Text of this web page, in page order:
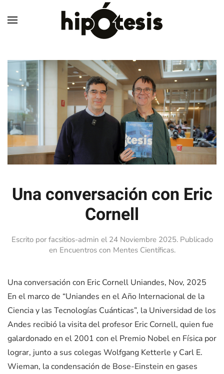
Skip to main content
Una conversación con Eric
Cornell
Escrito por facsitios-admin el 24 Noviembre 2025. Publicado
en Encuentros con Mentes Científicas.
Una conversación con Eric Cornell Uniandes, Nov, 2025
En el marco de “Uniandes en el Año Internacional de la
Ciencia y las Tecnologías Cuánticas”, la Universidad de los
Andes recibió la visita del profesor Eric Cornell, quien fue
galardonado en el 2001 con el Premio Nobel en Física por
lograr, junto a sus colegas Wolfgang Ketterle y Carl E.
Wieman, la condensación de Bose-Einstein en gases